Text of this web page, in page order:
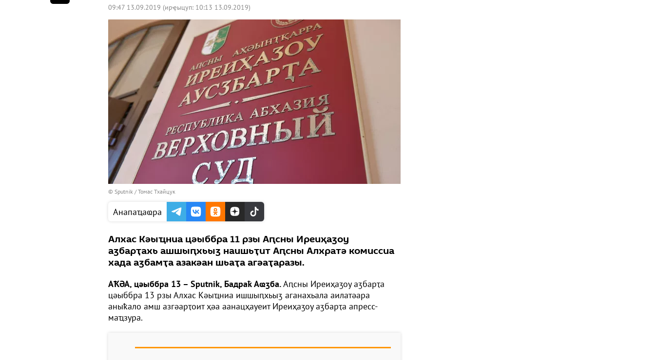
09:47 13.09.2019 (ирҿыцуп: 10:13 13.09.2019)
© Sputnik / Томас Тхайцук
Анапаҵаҩра
Алхас Кәыҵниа цәыббра 11 рзы Аԥсны Иреиҳаӡоу
аӡбарҭахь ашшыԥхьыӡ наишьҭит Аԥсны Алхратә комиссиа
хада аӡбамҭа азакәан шьаҭа агәаҭаразы.
АҞӘА, цәыббра 13 – Sputnik, Бадраҟ Аҩӡба.Аԥсны Иреиҳаӡоу аӡбарҭа
цәыббра 13 рзы Алхас Кәыҵниа ишшыԥхьыӡ аганахьала аилатәара
аныҟало амш азгәарҭоит ҳәа аанацҳауеит Иреиҳаӡоу аӡбарҭа апресс-
маҵзура.